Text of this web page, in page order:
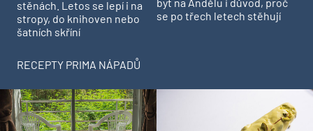
stěnách. Letos se lepí i na
stropy, do knihoven nebo
šatních skříní
se po třech letech stěhují
RECEPTY PRIMA NÁPADŮ